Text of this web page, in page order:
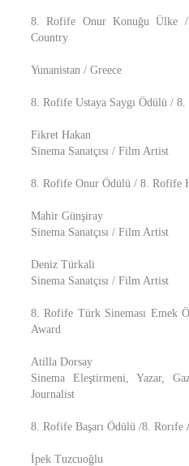
8. Rofife Onur Konuğu Ülke
Country
Yunanistan / Greece
8. Rofife Ustaya Saygı Ödülü /
Fikret Hakan
Sinema Sanatçısı / Film Artist
8. Rofife Onur Ödülü / 8. Rofife
Mahir Günşiray
Sinema Sanatçısı / Film Artist
Deniz Türkali
Sinema Sanatçısı / Film Artist
8. Rofife Türk Sineması Emek
Award
Atilla Dorsay
Sinema Eleştirmeni, Yazar,
Journalist
8. Rofife Başarı Ödülü /8. Rorıfe
İpek Tuzcuoğlu